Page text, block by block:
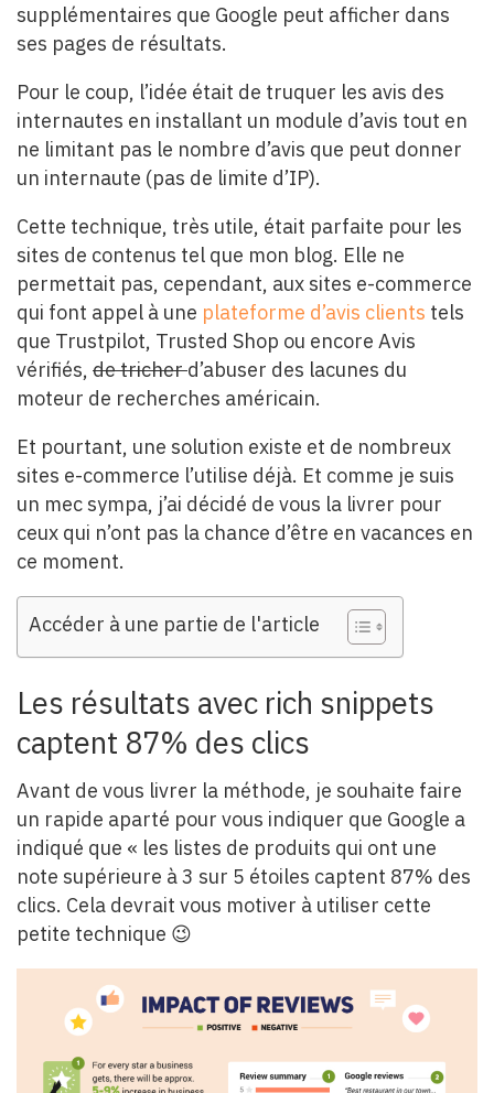
supplémentaires que Google peut afficher dans
ses pages de résultats.
Pour le coup, l’idée était de truquer les avis des
internautes en installant un module d’avis tout en
ne limitant pas le nombre d’avis que peut donner
un internaute (pas de limite d’IP).
Cette technique, très utile, était parfaite pour les
sites de contenus tel que mon blog. Elle ne
permettait pas, cependant, aux sites e-commerce
qui font appel à une plateforme d’avis clients tels
que Trustpilot, Trusted Shop ou encore Avis
vérifiés, de tricherd’abuser des lacunes du
moteur de recherches américain.
Et pourtant, une solution existe et de nombreux
sites e-commerce l’utilise déjà. Et comme je suis
un mec sympa, j’ai décidé de vous la livrer pour
ceux qui n’ont pas la chance d’être en vacances en
ce moment.
Accéder à une partie de l'article
Les résultats avec rich snippets
captent 87% des clics
Avant de vous livrer la méthode, je souhaite faire
un rapide aparté pour vous indiquer que Google a
indiqué que « les listes de produits qui ont une
note supérieure à 3 sur 5 étoiles captent 87% des
clics. Cela devrait vous motiver à utiliser cette
petite technique 😉